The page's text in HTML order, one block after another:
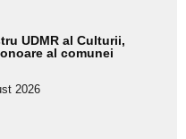
UDMR al Culturii,
al comunei
2026